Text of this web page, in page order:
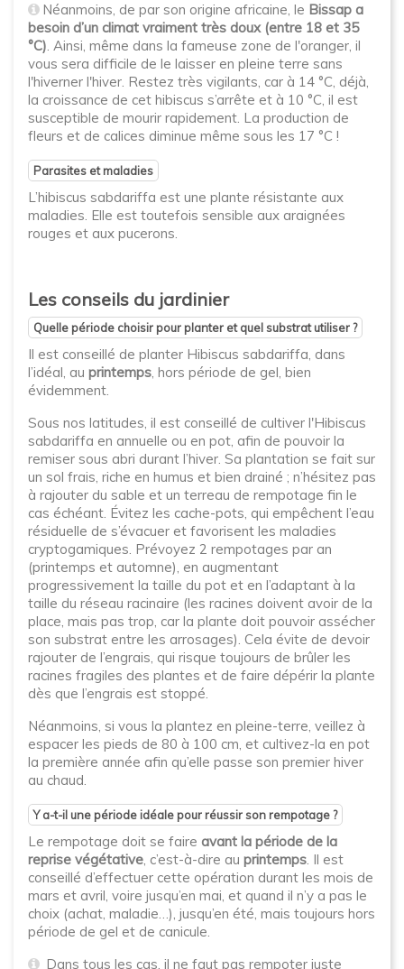
Néanmoins, de par son origine africaine, le Bissap a
besoin d’un climat vraiment très doux (entre 18 et 35
°C). Ainsi, même dans la fameuse zone de l'oranger, il
vous sera difficile de le laisser en pleine terre sans
l'hiverner l'hiver. Restez très vigilants, car à 14 °C, déjà,
la croissance de cet hibiscus s’arrête et à 10 °C, il est
susceptible de mourir rapidement. La production de
fleurs et de calices diminue même sous les 17 °C !
Parasites et maladies
L’hibiscus sabdariffa est une plante résistante aux
maladies. Elle est toutefois sensible aux araignées
rouges et aux pucerons.
Les conseils du jardinier
Quelle période choisir pour planter et quel substrat utiliser ?
Il est conseillé de planter Hibiscus sabdariffa, dans
l’idéal, au printemps, hors période de gel, bien
évidemment.
Sous nos latitudes, il est conseillé de cultiver l'Hibiscus
sabdariffa en annuelle ou en pot, afin de pouvoir la
remiser sous abri durant l’hiver. Sa plantation se fait sur
un sol frais, riche en humus et bien drainé ; n’hésitez pas
à rajouter du sable et un terreau de rempotage fin le
cas échéant. Évitez les cache-pots, qui empêchent l’eau
résiduelle de s’évacuer et favorisent les maladies
cryptogamiques. Prévoyez 2 rempotages par an
(printemps et automne), en augmentant
progressivement la taille du pot et en l’adaptant à la
taille du réseau racinaire (les racines doivent avoir de la
place, mais pas trop, car la plante doit pouvoir assécher
son substrat entre les arrosages). Cela évite de devoir
rajouter de l’engrais, qui risque toujours de brûler les
racines fragiles des plantes et de faire dépérir la plante
dès que l’engrais est stoppé.
Néanmoins, si vous la plantez en pleine-terre, veillez à
espacer les pieds de 80 à 100 cm, et cultivez-la en pot
la première année afin qu’elle passe son premier hiver
au chaud.
Y a-t-il une période idéale pour réussir son rempotage ?
Le rempotage doit se faire avant la période de la
reprise végétative, c’est-à-dire au printemps. Il est
conseillé d’effectuer cette opération durant les mois de
mars et avril, voire jusqu’en mai, et quand il n’y a pas le
choix (achat, maladie…), jusqu’en été, mais toujours hors
période de gel et de canicule.
Dans tous les cas, il ne faut pas rempoter juste